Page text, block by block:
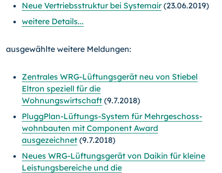
Neue Vertriebsstruktur bei Systemair(23.06.2019)
weitere Details...
ausgewählte weitere Meldungen:
Zentrales WRG-Lüftungsgerät neu von Stiebel
Eltron speziell für die
Wohnungswirtschaft (9.7.2018)
PluggPlan-Lüftungs-System für Mehr­geschoss­
wohn­bauten mit Component Award
ausgezeichnet (9.7.2018)
Neues WRG-Lüftungsgerät von Daikin für kleine
Leistungsbereiche und die